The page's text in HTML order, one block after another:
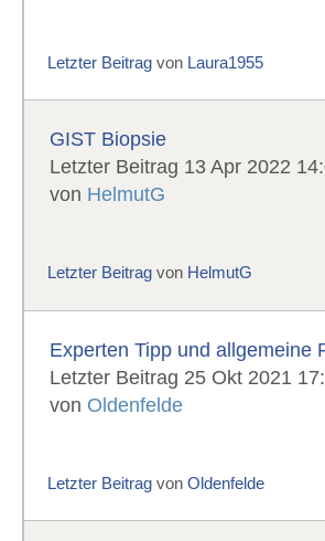
Letzter Beitrag von Laura1955
GIST Biopsie
Letzter Beitrag 13 Apr 2022
von HelmutG
Letzter Beitrag von HelmutG
Experten Tipp und allgemeine
Letzter Beitrag 25 Okt 2021
von Oldenfelde
Letzter Beitrag vonOldenfelde